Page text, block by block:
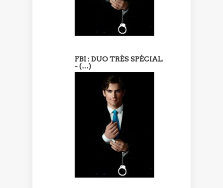
FBI : DUO TRÈS SPÉCIAL
- (…)